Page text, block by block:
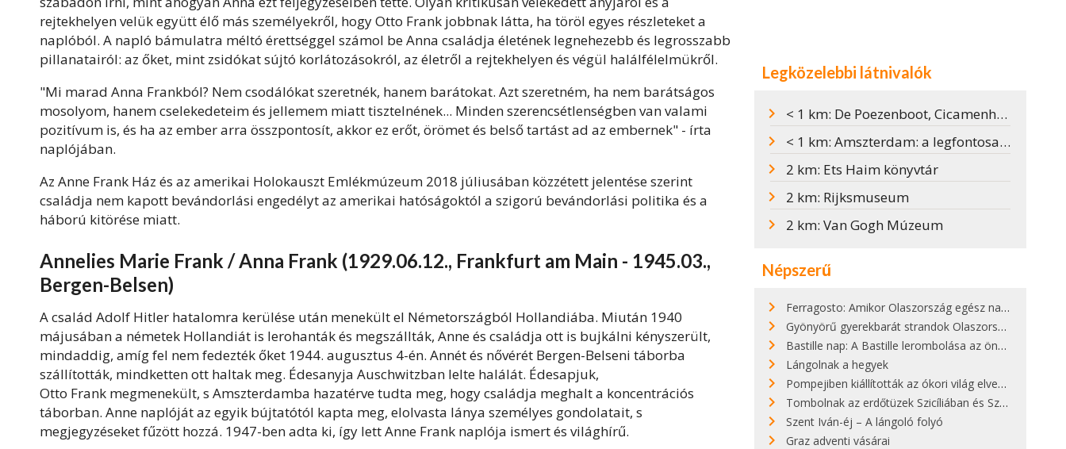
rejtekhelyen velük együtt élő más személyekről, hogy Otto Frank jobbnak látta, ha töröl egyes részleteket a
naplóból. A napló bámulatra méltó érettséggel számol beAnna családja életének legnehezebb és legrosszabb
pillanatairól: az őket, mint zsidókat sújtó korlátozásokról, az életről a rejtekhelyen és végül halálfélelmükről.
"Mi marad Anna Frankból? Nem csodálókat szeretnék, hanem barátokat. Azt szeretném, ha nem barátságos
mosolyom, hanem cselekedeteim és jellemem miatt tisztelnének... Minden szerencsétlenségben van valami
pozitívum is, és ha az ember arra összpontosít, akkor ez erőt, örömet és belső tartást ad az embernek" - írta
naplójában.
Az Anne Frank Ház és az amerikai Holokauszt Emlékmúzeum 2018 júliusában közzétett jelentése szerint
családja nem kapott bevándorlási engedélyt az amerikai hatóságoktól a szigorú bevándorlási politika és a
háború kitörése miatt.
Annelies Marie Frank / Anna Frank (1929.06.12., Frankfurt am Main - 1945.03.,
Bergen-Belsen)
A család Adolf Hitler hatalomra kerülése után menekült el Németországból Hollandiába. Miután 1940
májusában a németek Hollandiát is lerohanták és megszállták, Anne és családja ott is bujkálni kényszerült,
mindaddig, amíg fel nem fedezték őket 1944. augusztus 4-én. Annét és nővérét Bergen-Belseni táborba
szállították, mindketten ott haltak meg. Édesanyja Auschwitzban lelte halálát. Édesapjuk,
Otto Frank megmenekült, s Amszterdamba hazatérve tudta meg, hogy családja meghalt a koncentrációs
táborban. Anne naplóját az egyik bújtatótól kapta meg, elolvasta lánya személyes gondolatait, s
megjegyzéseket fűzött hozzá. 1947-ben adta ki, így lett Anne Frank naplója ismert és világhírű.
Legközelebbi látnivalók
< 1 km: De Poezenboot, Cicamenhely egy amszterdami csatornán
< 1 km: Amszterdam: a legfontosabb látnivalók és hasznos tudnivalók
2 km: Ets Haim könyvtár
2 km: Rijksmuseum
2 km: Van Gogh Múzeum
Népszerű
Ferragosto: Amikor Olaszország egész nap nyaral
Gyönyörű gyerekbarát strandok Olaszországban - megmutatjuk a 15 legjobbat
Bastille nap: A Bastille lerombolása az önkényuralom végét jelentette
Lángolnak a hegyek
Pompejiben kiállították az ókori világ elveszett híres szobrának másolatát
Tombolnak az erdőtüzek Szicíliában és Szardínián
Szent Iván-éj – A lángoló folyó
Graz adventi vásárai